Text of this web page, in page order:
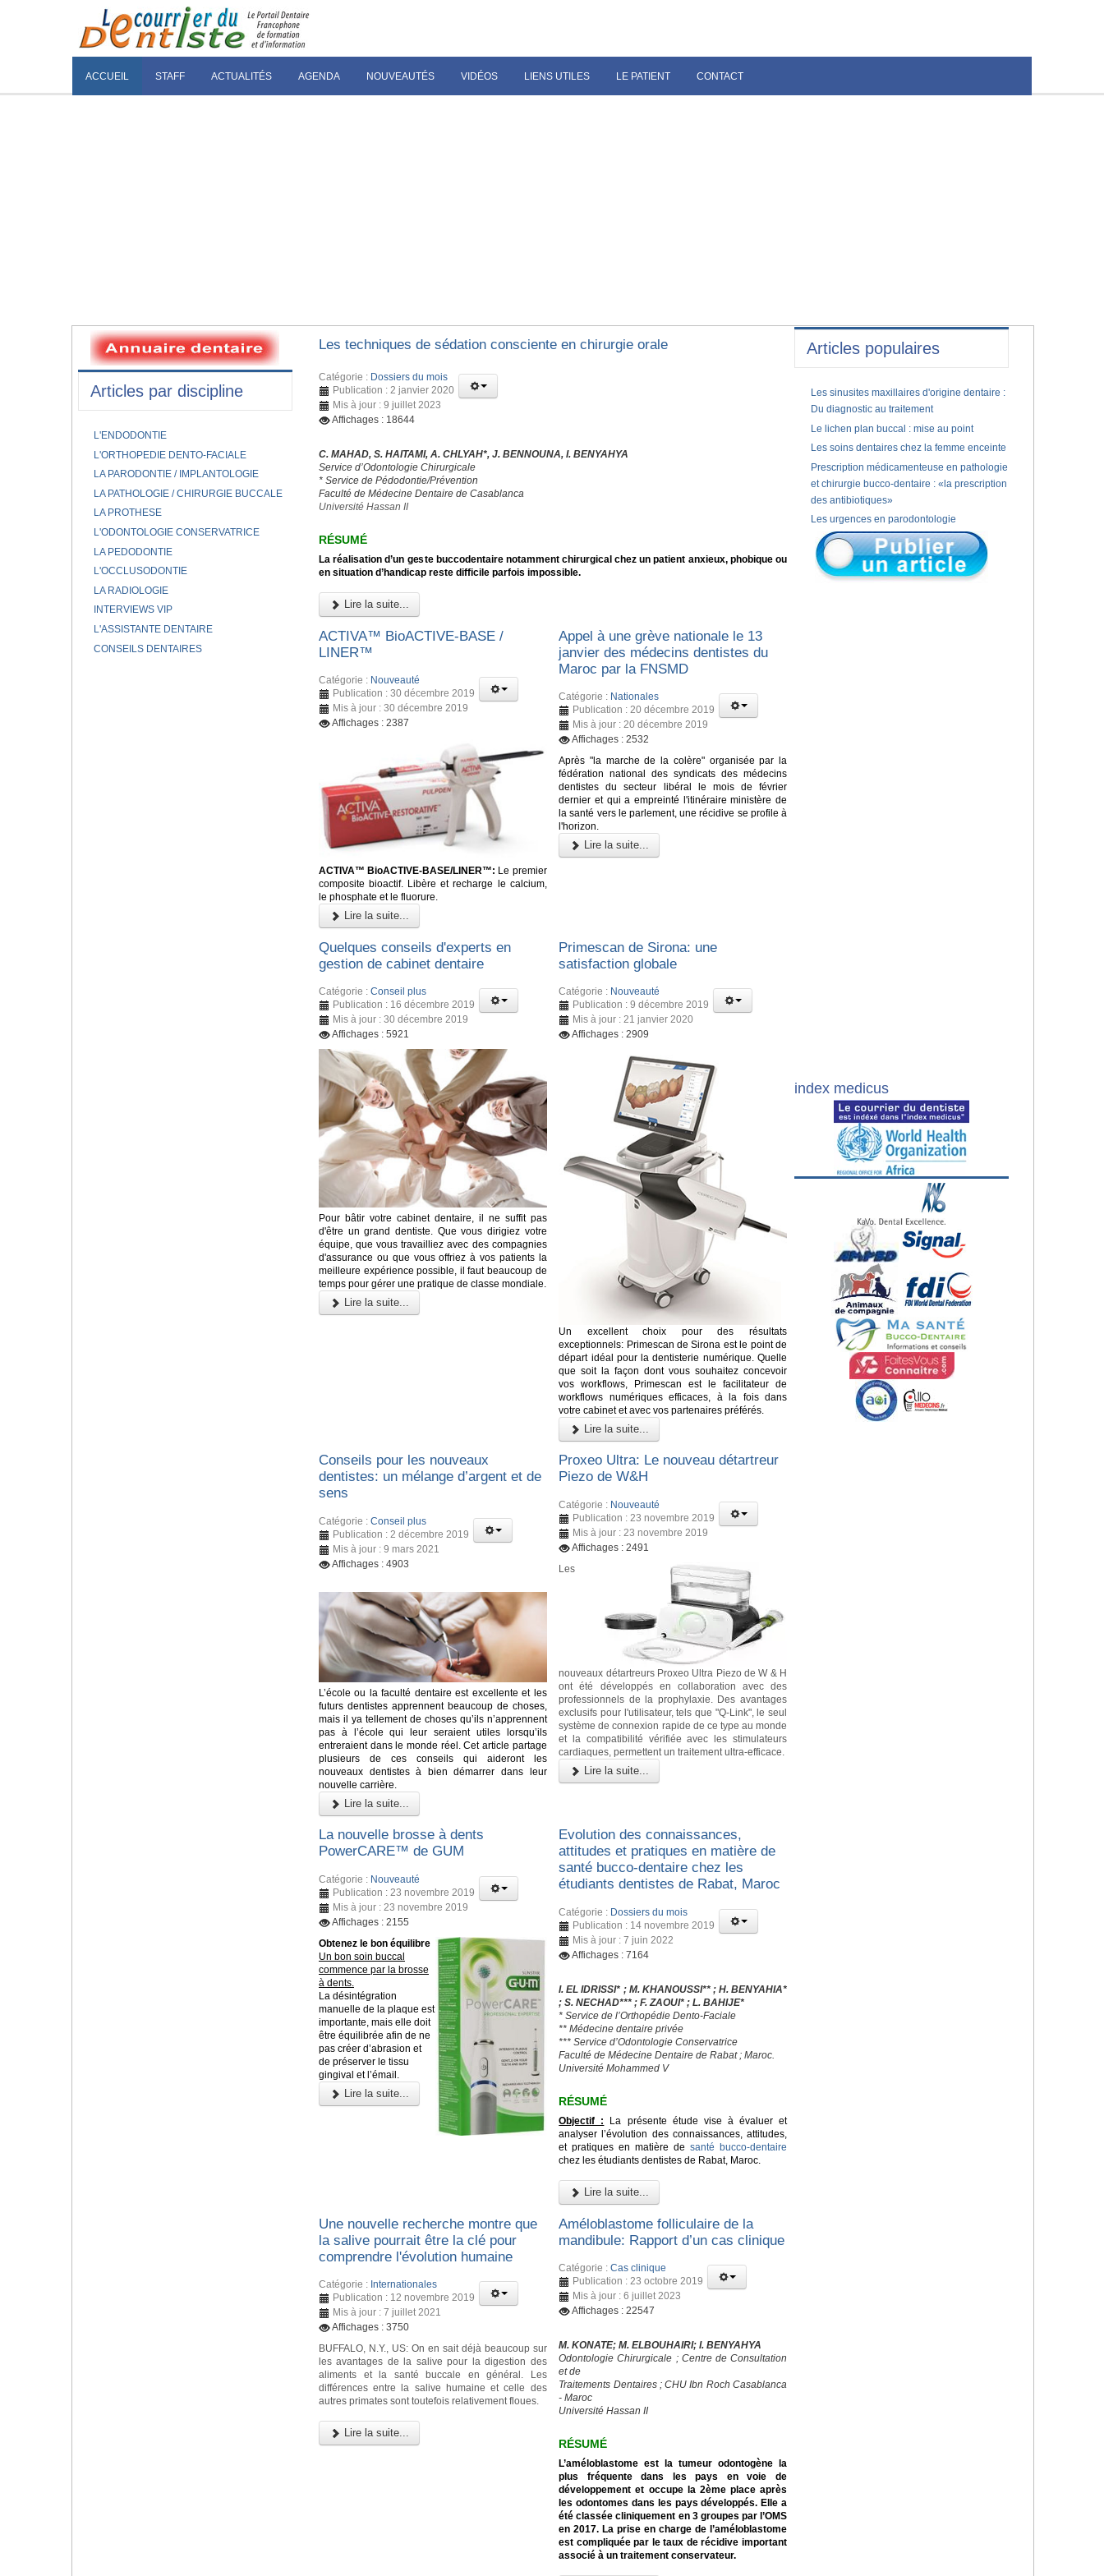
ACCUEIL STAFF ACTUALITÉS AGENDA NOUVEAUTÉS VIDÉOS LIENS UTILES LE PATIENT CONTACT
Les techniques de sédation consciente en chirurgie orale
Catégorie : Dossiers du mois
Publication : 2 janvier 2020
Mis à jour : 9 juillet 2023
Affichages : 18644
C. MAHAD, S. HAITAMI, A. CHLYAH*, J. BENNOUNA, I. BENYAHYA
Service d’Odontologie Chirurgicale
* Service de Pédodontie/Prévention
Faculté de Médecine Dentaire de Casablanca
Université Hassan II
RÉSUMÉ
La réalisation d’un geste buccodentaire notamment chirurgical chez un patient anxieux, phobique ou
en situation d’handicap reste difficile parfois impossible.
Lire la suite...
ACTIVA™ BioACTIVE-BASE /
LINER™
Catégorie : Nouveauté
Publication : 30 décembre 2019
Mis à jour : 30 décembre 2019
Affichages : 2387
ACTIVA™ BioACTIVE-BASE/LINER™: Le premier
composite bioactif. Libère et recharge le calcium,
le phosphate et le fluorure.
Lire la suite...
Appel à une grève nationale le 13
janvier des médecins dentistes du
Maroc par la FNSMD
Catégorie : Nationales
Publication : 20 décembre 2019
Mis à jour : 20 décembre 2019
Affichages : 2532
Après "la marche de la colère" organisée par la
fédération national des syndicats des médecins
dentistes du secteur libéral le mois de février
dernier et qui a empreinté l'itinéraire ministère de
la santé vers le parlement, une récidive se profile à
l'horizon.
Lire la suite...
Quelques conseils d'experts en
gestion de cabinet dentaire
Catégorie : Conseil plus
Publication : 16 décembre 2019
Mis à jour : 30 décembre 2019
Affichages : 5921
Pour bâtir votre cabinet dentaire, il ne suffit pas
d'être un grand dentiste. Que vous dirigiez votre
équipe, que vous travailliez avec des compagnies
d'assurance ou que vous offriez à vos patients la
meilleure expérience possible, il faut beaucoup de
temps pour gérer une pratique de classe mondiale.
Lire la suite...
Primescan de Sirona: une
satisfaction globale
Catégorie : Nouveauté
Publication : 9 décembre 2019
Mis à jour : 21 janvier 2020
Affichages : 2909
Un excellent choix pour des résultats
exceptionnels: Primescan de Sirona est le point de
départ idéal pour la dentisterie numérique. Quelle
que soit la façon dont vous souhaitez concevoir
vos workflows, Primescan est le facilitateur de
workflows numériques efficaces, à la fois dans
votre cabinet et avec vos partenaires préférés.
Lire la suite...
Conseils pour les nouveaux
dentistes: un mélange d’argent et de
sens
Catégorie : Conseil plus
Publication : 2 décembre 2019
Mis à jour : 9 mars 2021
Affichages : 4903
L’école ou la faculté dentaire est excellente et les
futurs dentistes apprennent beaucoup de choses,
mais il ya tellement de choses qu’ils n’apprennent
pas à l’école qui leur seraient utiles lorsqu’ils
entreraient dans le monde réel. Cet article partage
plusieurs de ces conseils qui aideront les
nouveaux dentistes à bien démarrer dans leur
nouvelle carrière.
Lire la suite...
Proxeo Ultra: Le nouveau détartreur
Piezo de W&H
Catégorie : Nouveauté
Publication : 23 novembre 2019
Mis à jour : 23 novembre 2019
Affichages : 2491
Les
nouveaux détartreurs Proxeo Ultra Piezo de W & H
ont été développés en collaboration avec des
professionnels de la prophylaxie. Des avantages
exclusifs pour l'utilisateur, tels que "Q-Link", le seul
système de connexion rapide de ce type au monde
et la compatibilité vérifiée avec les stimulateurs
cardiaques, permettent un traitement ultra-efficace.
Lire la suite...
La nouvelle brosse à dents
PowerCARE™ de GUM
Catégorie : Nouveauté
Publication : 23 novembre 2019
Mis à jour : 23 novembre 2019
Affichages : 2155
Obtenez le bon équilibre
Un bon soin buccal
commence par la brosse
à dents.
La désintégration
manuelle de la plaque est
importante, mais elle doit
être équilibrée afin de ne
pas créer d’abrasion et
de préserver le tissu
gingival et l’émail.
Lire la suite...
Evolution des connaissances,
attitudes et pratiques en matière de
santé bucco-dentaire chez les
étudiants dentistes de Rabat, Maroc
Catégorie : Dossiers du mois
Publication : 14 novembre 2019
Mis à jour : 7 juin 2022
Affichages : 7164
I. EL IDRISSI* ; M. KHANOUSSI** ; H. BENYAHIA*
; S. NECHAD*** ; F. ZAOUI* ; L. BAHIJE*
* Service de l’Orthopédie Dento-Faciale
** Médecine dentaire privée
*** Service d’Odontologie Conservatrice
Faculté de Médecine Dentaire de Rabat ; Maroc.
Université Mohammed V
RÉSUMÉ
Objectif : La présente étude vise à évaluer et
analyser l’évolution des connaissances, attitudes,
et pratiques en matière desanté bucco-dentaire
chez les étudiants dentistes de Rabat, Maroc.
Lire la suite...
Une nouvelle recherche montre que
la salive pourrait être la clé pour
comprendre l'évolution humaine
Catégorie : Internationales
Publication : 12 novembre 2019
Mis à jour : 7 juillet 2021
Affichages : 3750
BUFFALO, N.Y., US: On en sait déjà beaucoup sur
les avantages de la salive pour la digestion des
aliments et la santé buccale en général. Les
différences entre la salive humaine et celle des
autres primates sont toutefois relativement floues.
Lire la suite...
Améloblastome folliculaire de la
mandibule: Rapport d’un cas clinique
Catégorie :Cas clinique
Publication : 23 octobre 2019
Mis à jour : 6 juillet 2023
Affichages : 22547
M. KONATE; M. ELBOUHAIRI; I. BENYAHYA
Odontologie Chirurgicale ; Centre de Consultation
et de
Traitements Dentaires ; CHU Ibn Roch Casablanca
- Maroc
Université Hassan II
RÉSUMÉ
L’améloblastome est la tumeur odontogène la
plus fréquente dans les pays en voie de
développement et occupe la 2ème place après
les odontomes dans les pays développés. Elle a
été classée cliniquement en 3 groupes par l’OMS
en 2017. La prise en charge de l’améloblastome
est compliquée par le taux de récidive important
associé à un traitement conservateur.
Articles par discipline
L'ENDODONTIE
L'ORTHOPEDIE DENTO-FACIALE
LA PARODONTIE / IMPLANTOLOGIE
LA PATHOLOGIE / CHIRURGIE BUCCALE
LA PROTHESE
L'ODONTOLOGIE CONSERVATRICE
LA PEDODONTIE
L'OCCLUSODONTIE
LA RADIOLOGIE
INTERVIEWS VIP
L'ASSISTANTE DENTAIRE
CONSEILS DENTAIRES
Articles populaires
Les sinusites maxillaires d'origine dentaire :
Du diagnostic au traitement
Le lichen plan buccal : mise au point
Les soins dentaires chez la femme enceinte
Prescription médicamenteuse en pathologie
et chirurgie bucco-dentaire : «la prescription
des antibiotiques»
Les urgences en parodontologie
index medicus